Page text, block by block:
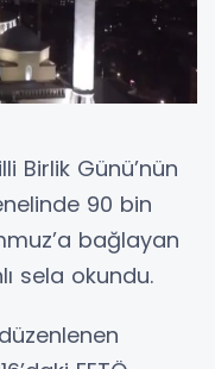
Birlik Günü’nün
90 bin
bağlayan
sela okundu.